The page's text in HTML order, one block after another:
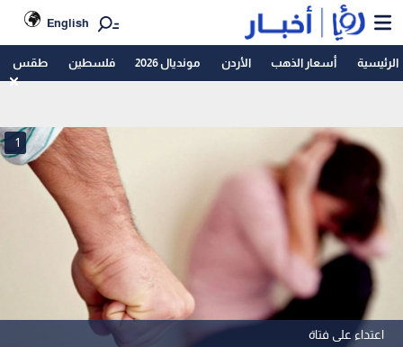
English
الرئيسية أسعار الذهب الأردن مونديال 2026 فلسطين طقس
اعتداء على فتاة
1